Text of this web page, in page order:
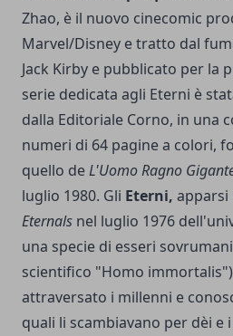
Zhao, è il nuovo cinecomic
Marvel/Disney e tratto dal
Jack Kirby e pubblicato per la
serie dedicata agli Eterni è
dalla Editoriale Corno, in una
numeri di 64 pagine a colori,
quello deL'Uomo Ragno
luglio 1980. Gli Eterni, apparsi
Eternals nel luglio 1976
una specie di esseri
scientifico "Homo
attraversato i millenni e
quali li scambiavano per dèi e